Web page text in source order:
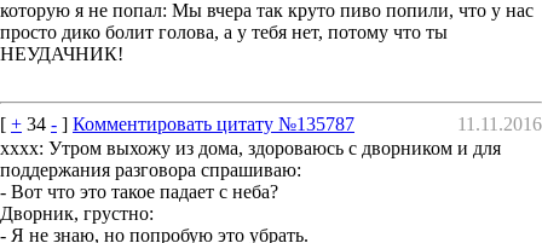
которую я не попал: Мы вчера так круто пиво попили, что у нас
просто дико болит голова, а у тебя нет, потому что ты
НЕУДАЧНИК!
[ + 34 - ] Комментировать цитату №135787
11.11.2016
xxxx: Утром выхожу из дома, здороваюсь с дворником и для
поддержания разговора спрашиваю:
- Вот что это такое падает с неба?
Дворник, грустно:
- Я не знаю, но попробую это убрать.